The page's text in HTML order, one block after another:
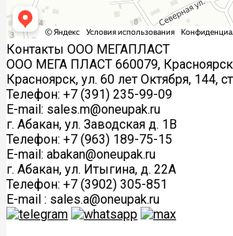
Контакты ООО МЕГАПЛАСТ
ООО МЕГА ПЛАСТ 660079,
Красноярск, ул. 60 лет Октября, 144,
Телефон: +7 (391) 235-99-09
E-mail: sales.m@oneupak.ru
г. Абакан, ул. Заводская д. 1В
Телефон: +7 (963) 189-75-15
E-mail: abakan@oneupak.ru
г. Абакан, ул. Итыгина, д. 22А
Телефон: +7 (3902) 305-851
E-mail : sales.a@oneupak.ru